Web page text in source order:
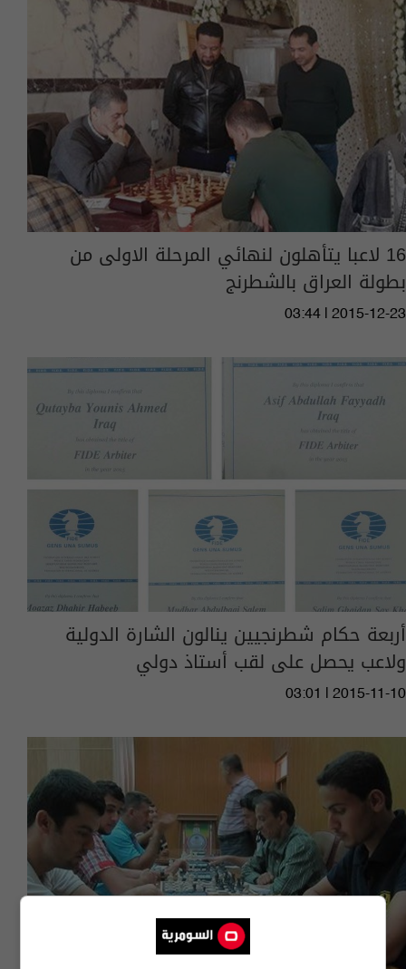
16 لاعبا يتأهلون لنهائي المرحلة الاولى من
بطولة العراق بالشطرنج
03:44 | 2015-12-23
أربعة حكام شطرنجيين ينالون الشارة الدولية
ولاعب يحصل على لقب أستاذ دولي
03:01 | 2015-11-10